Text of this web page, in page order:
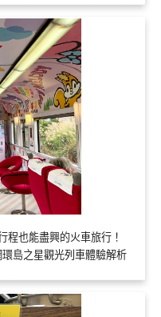
程也能盡興的火車旅行！
島之星觀光列車體驗解析